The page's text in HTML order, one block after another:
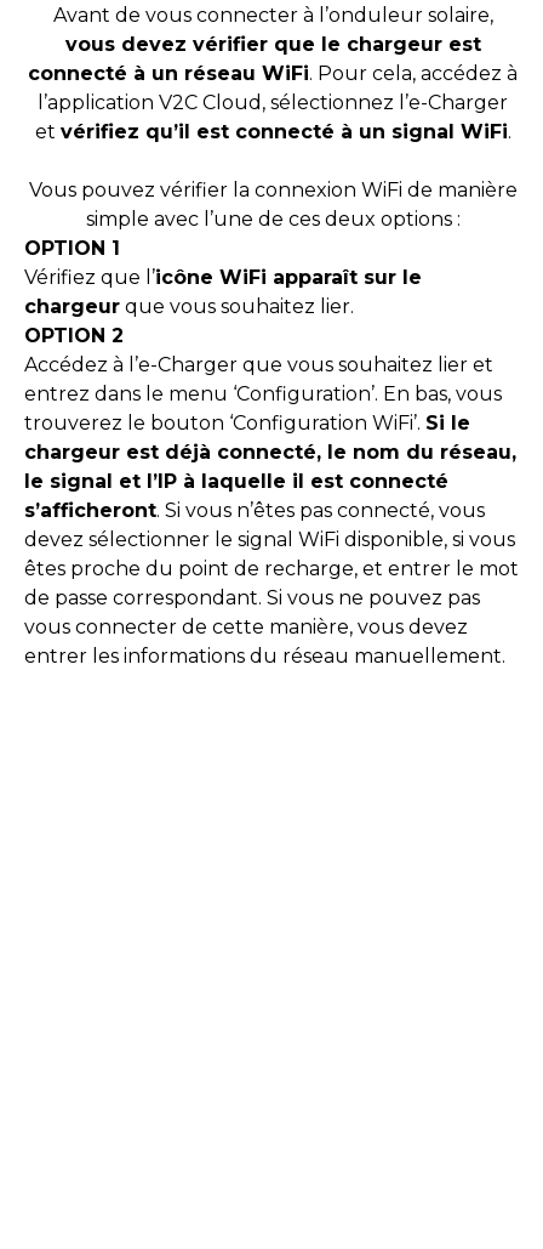
Avant de vous connecter à l’onduleur solaire,
vous devez vérifier que le chargeur est
connecté à un réseau WiFi. Pour cela, accédez à
l’application V2C Cloud, sélectionnez l’e-Charger
et vérifiez qu’il est connecté à un signal WiFi.
Vous pouvez vérifier la connexion WiFi de manière
simple avec l’une de ces deux options :
OPTION 1
Vérifiez que l’icône WiFi apparaît sur le
chargeur que vous souhaitez lier.
OPTION 2
Accédez à l’e-Charger que vous souhaitez lier et
entrez dans le menu ‘Configuration’. En bas, vous
trouverez le bouton ‘Configuration WiFi’. Si le
chargeur est déjà connecté, le nom du réseau,
le signal et l’IP à laquelle il est connecté
s’afficheront. Si vous n’êtes pas connecté, vous
devez sélectionner le signal WiFi disponible, si vous
êtes proche du point de recharge, et entrer le mot
de passe correspondant. Si vous ne pouvez pas
vous connecter de cette manière, vous devez
entrer les informations du réseau manuellement.